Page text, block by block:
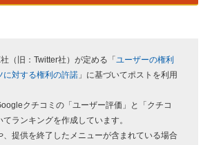
（旧：Twitter社）が定める「 ユーザーの権利
に対する権利の許諾 」に基づいてポストを利用
クチコミの「ユーザー評価」と「クチコ
てランキングを作成しています。
、提供を終了したメニューが含まれている場合